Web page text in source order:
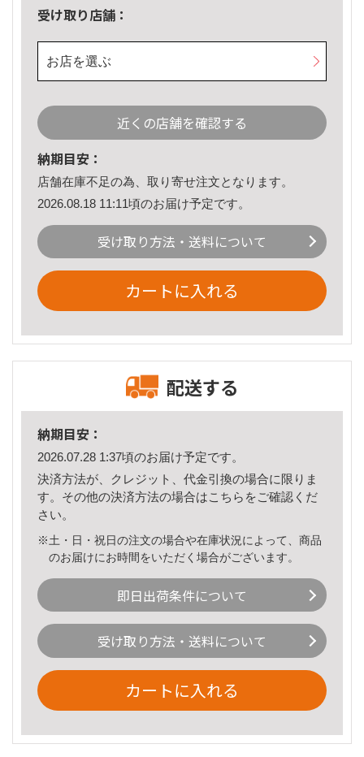
受け取り店舗：
お店を選ぶ
近くの店舗を確認する
納期目安：
店舗在庫不足の為、取り寄せ注文となります。
2026.08.18 11:11頃のお届け予定です。
受け取り方法・送料について
カートに入れる
配送する
納期目安：
2026.07.28 1:37頃のお届け予定です。
決済方法が、クレジット、代金引換の場合に限りま
す。その他の決済方法の場合はこちら をご確認くだ
さい。
※土・日・祝日の注文の場合や在庫状況によって、商品
のお届けにお時間をいただく場合がございます。
即日出荷条件について
受け取り方法・送料について
カートに入れる